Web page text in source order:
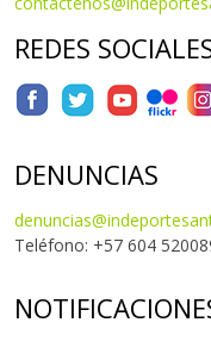
REDES
DENUNCIAS
Teléfono: +57 604